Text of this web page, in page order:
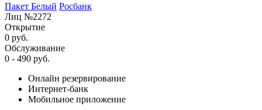
Пакет Белый Росбанк
Лиц №2272
Открытие
0 руб.
Обслуживание
0 - 490 руб.
Онлайн резервирование
Интернет-банк
Мобильное приложение